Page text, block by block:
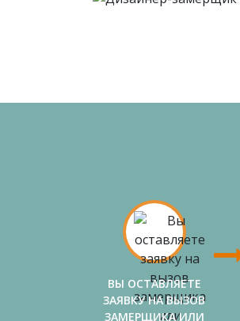
ВЫ ОСТАВЛЯЕТЕ
ЗАЯВКУ НА ВЫЗОВ
ЗАМЕРЩИКА ИЛИ